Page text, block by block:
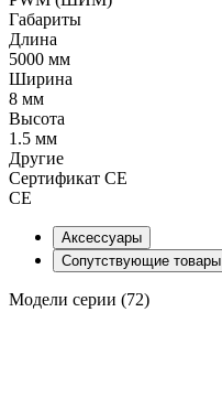
Габариты
Длина
5000 мм
Ширина
8 мм
Высота
1.5 мм
Другие
Сертификат CE
CE
Аксессуары
Сопутствующие товары
Модели серии (72)